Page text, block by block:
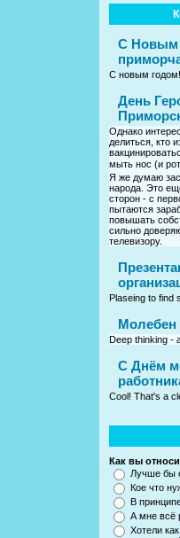
С Новым
С новым
День
Однако
делиться, кто
мыть нос (и
Я же думаю
народа. Это
сторон - с
пытаются
повышать
сильно
телевизору.
Plaseing to find
Молебен
Deep thinking -
C Днём
Cool! That's a
Как вы
Лучше бы
Кое что
В
А мне всё
Хотели